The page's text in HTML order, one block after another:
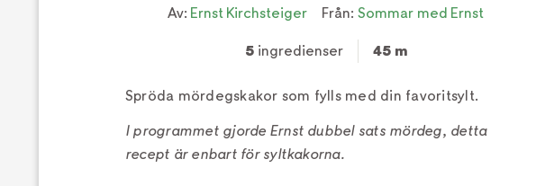
Av: Ernst Kirchsteiger Från: Sommar med Ernst
5ingredienser 45 m
Spröda mördegskakor som fylls med din favoritsylt.
I programmet gjorde Ernst dubbel sats mördeg, detta
recept är enbart för syltkakorna.